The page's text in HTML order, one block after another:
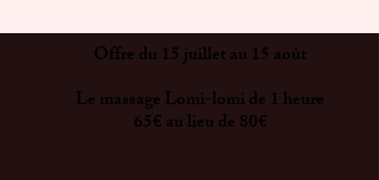
Offre du 15 juillet au 15 août
Le massage Lomi-lomi de 1 heure
65€ au lieu de 80€